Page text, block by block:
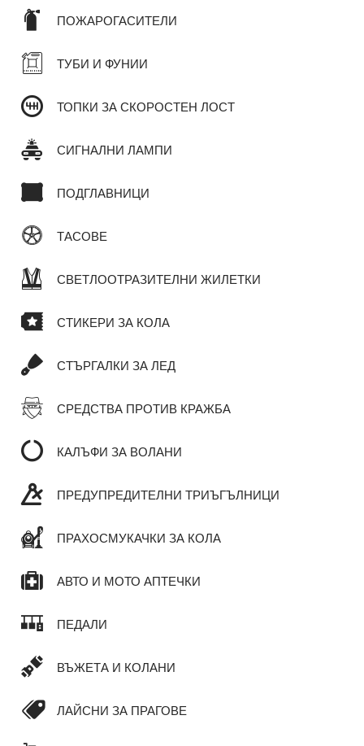
ПОЖАРОГАСИТЕЛИ
ТУБИ И ФУНИИ
ТОПКИ ЗА СКОРОСТЕН ЛОСТ
СИГНАЛНИ ЛАМПИ
ПОДГЛАВНИЦИ
ТАСОВЕ
СВЕТЛООТРАЗИТЕЛНИ ЖИЛЕТКИ
СТИКЕРИ ЗА КОЛА
СТЪРГАЛКИ ЗА ЛЕД
СРЕДСТВА ПРОТИВ КРАЖБА
КАЛЪФИ ЗА ВОЛАНИ
ПРЕДУПРЕДИТЕЛНИ ТРИЪГЪЛНИЦИ
ПРАХОСМУКАЧКИ ЗА КОЛА
АВТО И МОТО АПТЕЧКИ
ПЕДАЛИ
ВЪЖЕТА И КОЛАНИ
ЛАЙСНИ ЗА ПРАГОВЕ